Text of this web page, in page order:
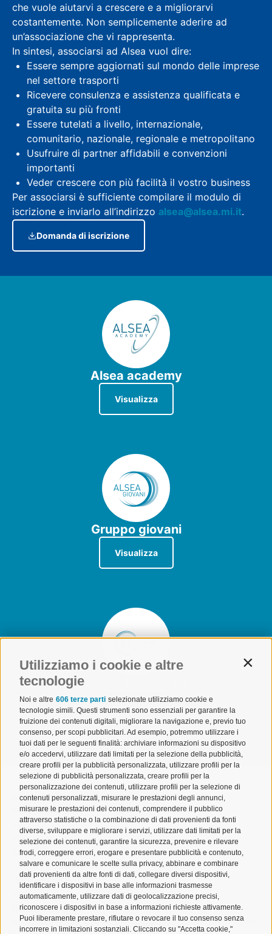
Utilizziamo i cookie e altre
tecnologie
Noi e altre 606 terze parti selezionate utilizziamo cookie e
tecnologie simili. Questi strumenti sono essenziali per garantire la
fruizione dei contenuti digitali, migliorare la navigazione e, previo tuo
consenso, per scopi pubblicitari. Ad esempio, potremmo utilizzare i
tuoi dati per le seguenti finalità: archiviare informazioni su dispositivo
e/o accedervi, utilizzare dati limitati per la selezione della pubblicità,
creare profili per la pubblicità personalizzata, utilizzare profili per la
selezione di pubblicità personalizzata, creare profili per la
personalizzazione dei contenuti, utilizzare profili per la selezione di
contenuti personalizzati, misurare le prestazioni degli annunci,
misurare le prestazioni dei contenuti, comprendere il pubblico
attraverso statistiche o la combinazione di dati provenienti da fonti
diverse, sviluppare e migliorare i servizi, utilizzare dati limitati per la
selezione dei contenuti, garantire la sicurezza, prevenire e rilevare
frodi, correggere errori, erogare e presentare pubblicità e contenuto,
salvare e comunicare le scelte sulla privacy, abbinare e combinare
dati provenienti da altre fonti di dati, collegare diversi dispositivi,
identificare i dispositivi in base alle informazioni trasmesse
automaticamente, utilizzare dati di geolocalizzazione precisi,
riconoscere i dispositivi in base a informazioni richieste attivamente.
Puoi liberamente prestare, rifiutare o revocare il tuo consenso senza
incorrere in limitazioni sostanziali. Cliccando su "Accetta cookie,"
che vuole aiutarvi a crescere e a migliorarvi
costantemente. Non semplicemente aderire ad
un’associazione che vi rappresenta.
In sintesi, associarsi ad Alsea vuol dire:
Essere sempre aggiornati sul mondo delle imprese
nel settore trasporti
Ricevere consulenza e assistenza qualificata e
gratuita su più fronti
Essere tutelati a livello, internazionale,
comunitario, nazionale, regionale e metropolitano
Usufruire di partner affidabili e convenzioni
importanti
Veder crescere con più facilità il vostro business
Per associarsi è sufficiente compilare il modulo di
iscrizione e inviarlo all’indirizzo alsea@alsea.mi.it.
Domanda di iscrizione
Alsea academy
Visualizza
Gruppo giovani
Visualizza
Visualizza
ALSEA | Associazione Lombarda Spedizionieri e
Autotrasportatori
Tel. 02 671541
alsea@alsea.mi.it
Aderente a Confetra
Codice Fiscale 80042910150
Ufficio Milano
Via Cornalia 19 – 20124 Milano
Ufficio Malpensa
Aeroporto Milano Malpensa – Cargo City, Edificio 186 – Piano